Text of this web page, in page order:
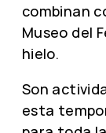
combinan
Museo del
hielo.
Son
esta